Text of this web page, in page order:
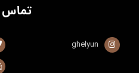
تماس
ghelyun